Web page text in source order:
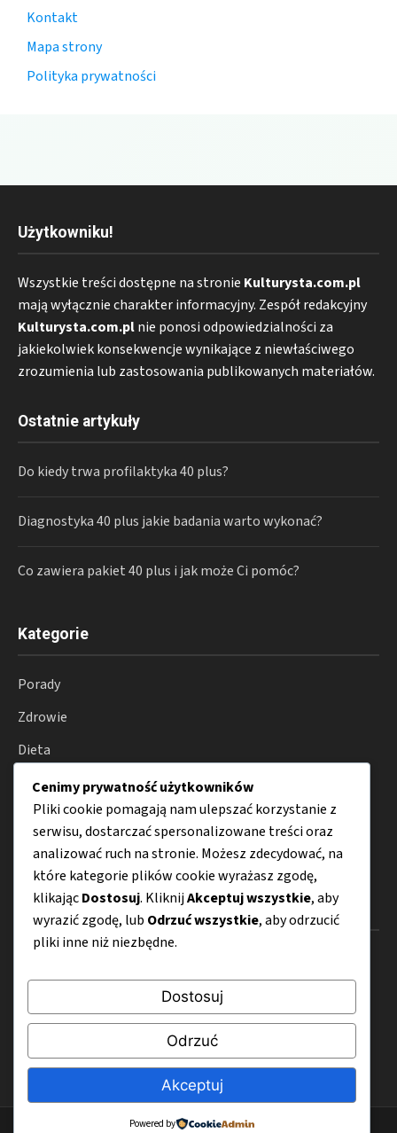
Kontakt
Mapa strony
Polityka prywatności
Użytkowniku!
Wszystkie treści dostępne na stronie Kulturysta.com.pl
mają wyłącznie charakter informacyjny. Zespół redakcyjny
Kulturysta.com.plnie ponosi odpowiedzialności za
jakiekolwiek konsekwencje wynikające z niewłaściwego
zrozumienia lub zastosowania publikowanych materiałów.
Ostatnie artykuły
Do kiedy trwa profilaktyka 40 plus?
Diagnostyka 40 plus jakie badania warto wykonać?
Co zawiera pakiet 40 plus i jak może Ci pomóc?
Kategorie
Porady
Zdrowie
Dieta
Trening
Motywacja
Suplementy
Menu
Mapa strony
Polityka prywatności
Cenimy prywatność użytkowników
Pliki cookie pomagają nam ulepszać korzystanie z
serwisu, dostarczać spersonalizowane treści oraz
analizować ruch na stronie. Możesz zdecydować, na
które kategorie plików cookie wyrażasz zgodę,
klikającDostosuj. KliknijAkceptuj wszystkie, aby
wyrazić zgodę, lub Odrzuć wszystkie, aby odrzucić
pliki inne niż niezbędne.
Dostosuj
Odrzuć
Akceptuj
Powered by